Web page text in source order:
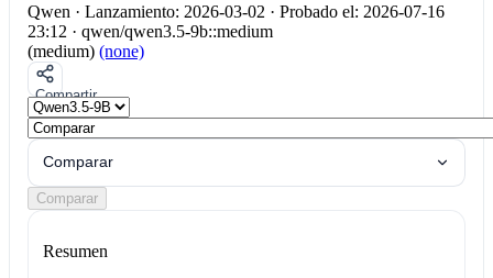
Qwen · Lanzamiento: 2026-03-02 · Probado el: 2026-07-16
23:12 · qwen/qwen3.5-9b::medium
(medium) (none)
Compartir
Comparar
Comparar
Resumen